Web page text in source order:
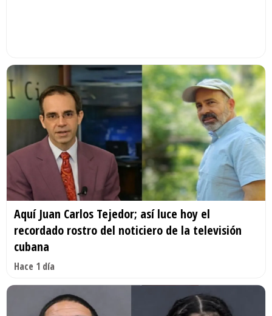
Aquí Juan Carlos Tejedor; así luce hoy el
recordado rostro del noticiero de la televisión
cubana
Hace 1 día